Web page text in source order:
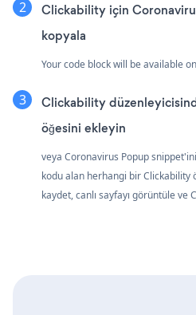
Clickability için
kopyala
Your code block will be available
Clickability
öğesini ekleyin
veya Coronavirus Popup
kodu alan herhangi bir Clickability
kaydet, canlı sayfayı görüntüle